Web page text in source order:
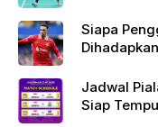
Siapa
Jadwal
Siap